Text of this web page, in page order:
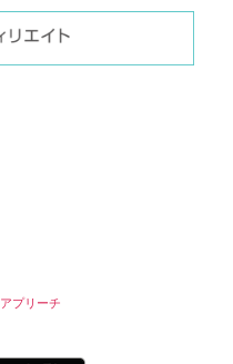
アプリーチ